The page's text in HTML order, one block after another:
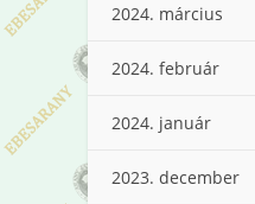
2024. március
2024. február
2024. január
2023. december